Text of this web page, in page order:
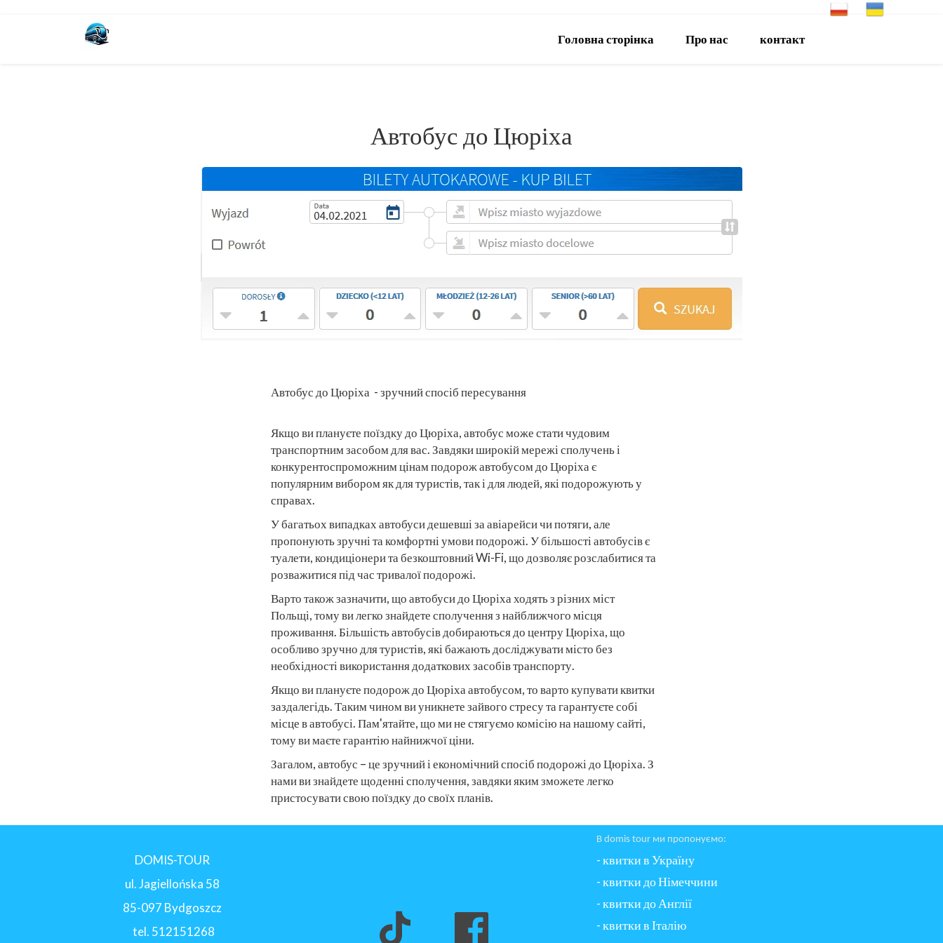
Автобус до Цюріха - зручний спосіб пересування
Якщо ви плануєте поїздку до Цюріха, автобус може стати чудовим
транспортним засобом для вас. Завдяки широкій мережі сполучень і
конкурентоспроможним цінам подорож автобусом до Цюріха є
популярним вибором як для туристів, так і для людей, які подорожують у
справах.
У багатьох випадках автобуси дешевші за авіарейси чи потяги, але
пропонують зручні та комфортні умови подорожі. У більшості автобусів є
туалети, кондиціонери та безкоштовний Wi-Fi, що дозволяє розслабитися та
розважитися під час тривалої подорожі.
Варто також зазначити, що автобуси до Цюріха ходять з різних міст
Польщі, тому ви легко знайдете сполучення з найближчого місця
проживання. Більшість автобусів добираються до центру Цюріха, що
особливо зручно для туристів, які бажають досліджувати місто без
необхідності використання додаткових засобів транспорту.
Якщо ви плануєте подорож до Цюріха автобусом, то варто купувати квитки
заздалегідь. Таким чином ви уникнете зайвого стресу та гарантуєте собі
місце в автобусі. Пам'ятайте, що ми не стягуємо комісію на нашому сайті,
тому ви маєте гарантію найнижчої ціни.
Загалом, автобус – це зручний і економічний спосіб подорожі до Цюріха. З
нами ви знайдете щоденні сполучення, завдяки яким зможете легко
пристосувати свою поїздку до своїх планів.
Автобус до Цюріха
Головна сторінка Про нас контакт
В domis tour ми пропонуємо:
-квитки в Україну
-квитки до Німеччини
-квитки до Англії
-квитки в Італію
DOMIS-TOUR
ul. Jagiellońska 58
85-097 Bydgoszcz
tel. 512151268